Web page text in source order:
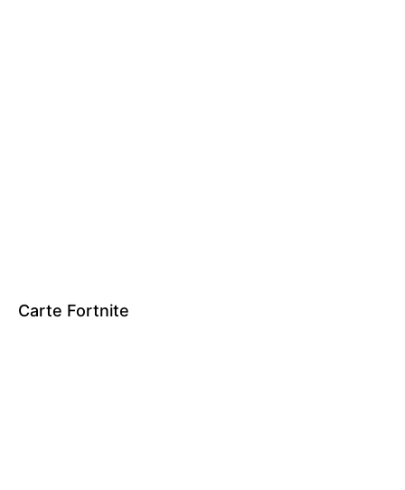
Carte Fortnite